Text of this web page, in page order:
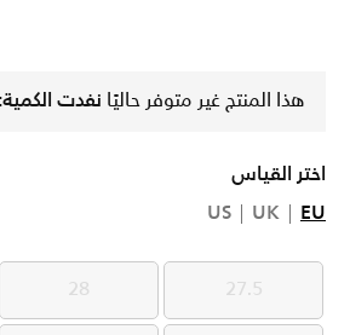
هذا المنتج غير متوفر حاليًا نفدت الكمية:
اختر القياس
EU
UK
US
27.5
27.5
28
28